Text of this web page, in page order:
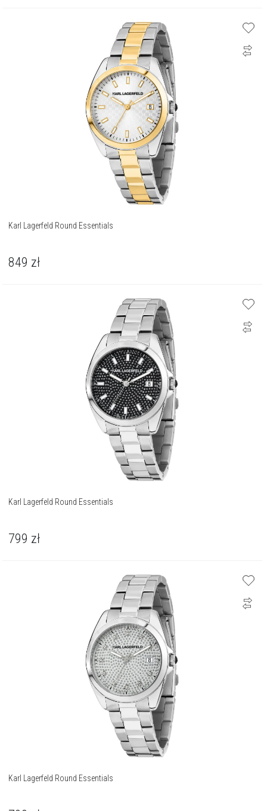
Karl Lagerfeld Round Essentials
849 zł
Karl Lagerfeld Round Essentials
799 zł
Karl Lagerfeld Round Essentials